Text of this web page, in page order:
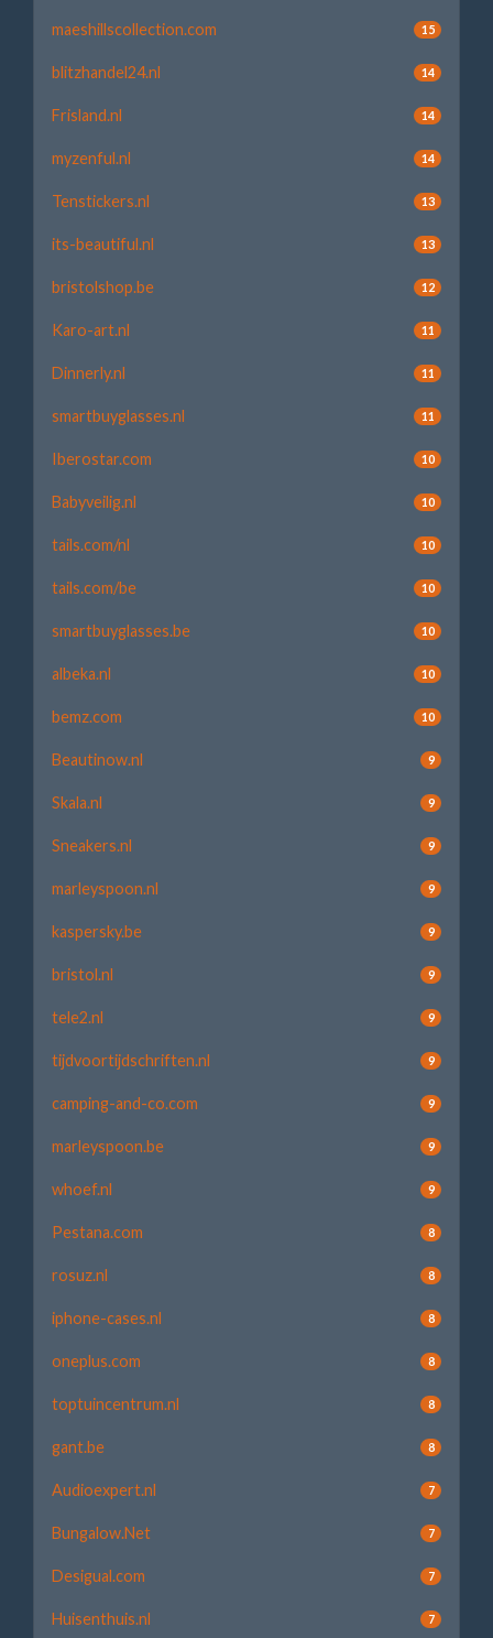
maeshillscollection.com 15
blitzhandel24.nl 14
Frisland.nl 14
myzenful.nl 14
Tenstickers.nl 13
its-beautiful.nl 13
bristolshop.be 12
Karo-art.nl 11
Dinnerly.nl 11
smartbuyglasses.nl 11
Iberostar.com 10
Babyveilig.nl 10
tails.com/nl 10
tails.com/be 10
smartbuyglasses.be 10
albeka.nl 10
bemz.com 10
Beautinow.nl 9
Skala.nl 9
Sneakers.nl 9
marleyspoon.nl 9
kaspersky.be 9
bristol.nl 9
tele2.nl 9
tijdvoortijdschriften.nl 9
camping-and-co.com 9
marleyspoon.be 9
whoef.nl 9
Pestana.com 8
rosuz.nl 8
iphone-cases.nl 8
oneplus.com 8
toptuincentrum.nl 8
gant.be 8
Audioexpert.nl 7
Bungalow.Net 7
Desigual.com 7
Huisenthuis.nl 7